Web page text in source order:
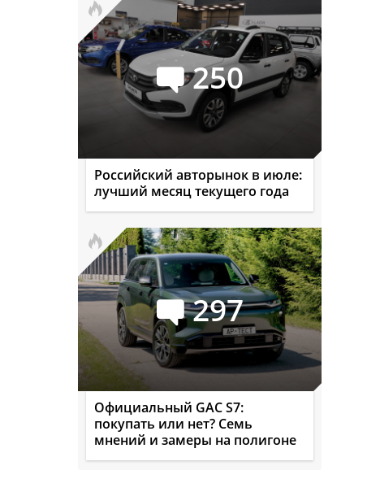
250
Российский авторынок в июле:
лучший месяц текущего года
297
Официальный GAC S7:
покупать или нет? Семь
мнений и замеры на полигоне